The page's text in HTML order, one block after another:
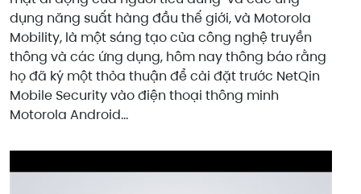
dụng năng suất hàng đầu thế giới, và Motorola
Mobility, là một sáng tạo của công nghệ truyền
thông và các ứng dụng, hôm nay thông báo rằng
họ đã ký một thỏa thuận để cài đặt trước NetQin
Mobile Security vào điện thoại thông minh
Motorola Android...